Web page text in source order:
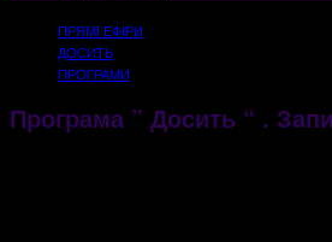
ПРЯМІ ЕФІРИ
ДОСИТЬ
ПРОГРАМИ
Програма ” Досить “ .